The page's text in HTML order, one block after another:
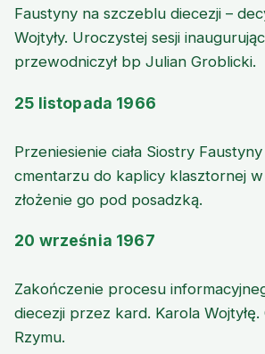
Faustyny na szczeblu diecezji –
Wojtyły. Uroczystej sesji
przewodniczył bp Julian Groblicki.
25 listopada 1966
Przeniesienie ciała Siostry
cmentarzu do kaplicy klasztornej
złożenie go pod posadzką.
20 września 1967
Zakończenie procesu
diecezji przez kard. Karola Wojtyłę.
Rzymu.